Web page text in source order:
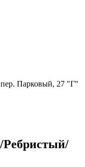
Парковый, 27 "Г"
Ребристый/